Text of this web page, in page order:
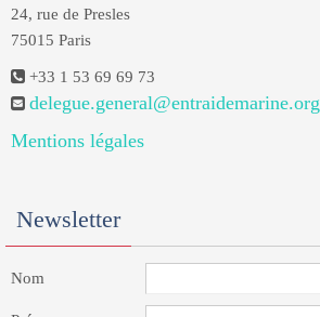
24, rue de Presles
75015 Paris
+33 1 53 69 69 73
delegue.general@entraidemarine.org
Mentions légales
Newsletter
Nom